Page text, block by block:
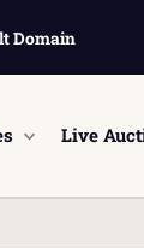
Domain
Live